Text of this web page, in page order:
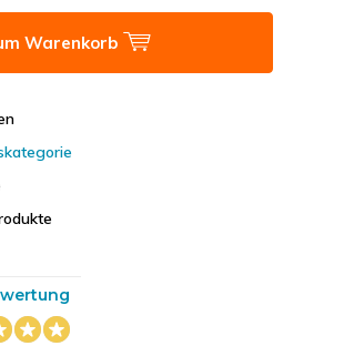
Warenkorb